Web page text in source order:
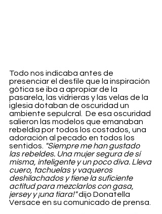
Todo nos indicaba antes de
presenciar el desfile que la inspiración
gótica se iba a apropiar de la
pasarela, las vidrieras y las velas de la
iglesia dotaban de oscuridad un
ambiente sepulcral.  De esa oscuridad
salieron las modelos que emanaban
rebeldía por todos los costados, una
adoración al pecado en todos los
sentidos.
"Siempre me han gustado
las rebeldes. Una mujer segura de sí
misma, inteligente y un poco diva. Lleva
cuero, tachuelas y vaqueros
deshilachados y tiene la suficiente
actitud para mezclarlos con gasa,
jersey y ¡una tiara!" dijo Donatella
Versace en su comunicado de prensa.